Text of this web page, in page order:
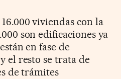
viviendas con la
son edificaciones ya
en fase de
el resto se trata de
de trámites